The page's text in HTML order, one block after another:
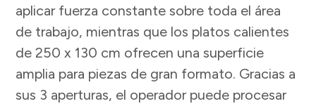
aplicar fuerza constante sobre toda el área
de trabajo, mientras que los platos calientes
de 250 x 130 cm ofrecen una superficie
amplia para piezas de gran formato. Gracias a
sus 3 aperturas, el operador puede procesar